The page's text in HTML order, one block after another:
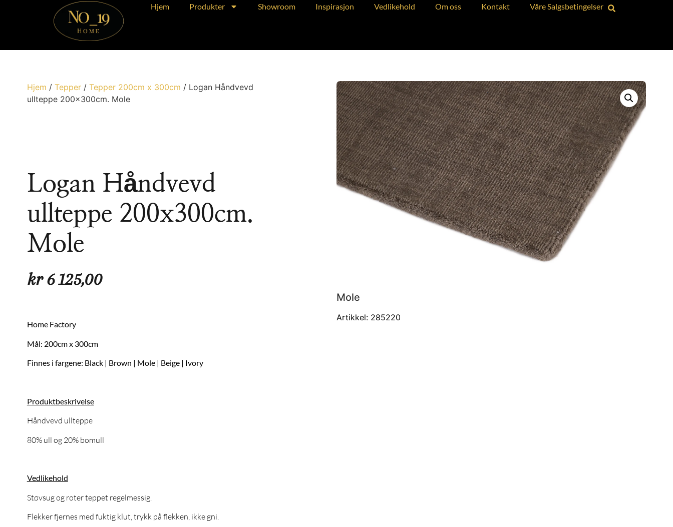
Hjem Produkter Showroom Inspirasjon Vedlikehold Om oss Kontakt Våre Salgsbetingelser
Hjem / Tepper/ Tepper 200cm x 300cm / Logan Håndvevd
ullteppe 200x300cm. Mole
Logan Håndvevd
ullteppe 200x300cm.
Mole
kr6 125,00
Home Factory
Mål: 200cm x 300cm
Finnes i fargene: Black | Brown | Mole | Beige | Ivory
Produktbeskrivelse
Håndvevd ullteppe
80% ull og 20% bomull
Vedlikehold
Støvsug og roter teppet regelmessig.
Flekker fjernes med fuktig klut, trykk på flekken, ikke gni.
Mole
Artikkel: 285220